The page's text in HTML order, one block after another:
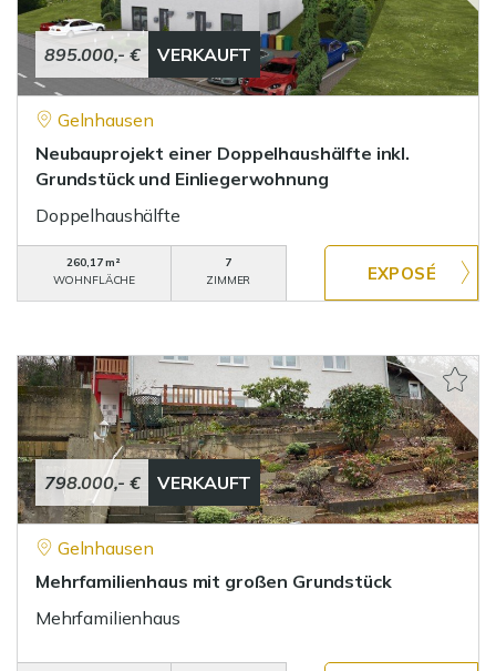
895.000,- € VERKAUFT
Gelnhausen
Neubauprojekt einer Doppelhaushälfte inkl.
Grundstück und Einliegerwohnung
Doppelhaushälfte
260,17 m²
WOHNFLÄCHE
7
ZIMMER
798.000,- € VERKAUFT
Gelnhausen
Mehrfamilienhaus mit großen Grundstück
Mehrfamilienhaus